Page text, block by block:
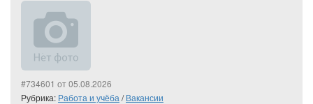
#734601 от 05.08.2026
Рубрика: Работа и учёба /Вакансии